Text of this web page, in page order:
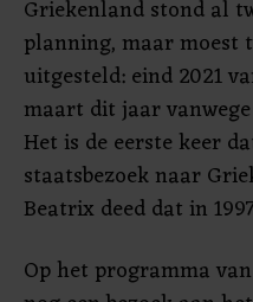
Griekenland stond al
planning, maar moest
uitgesteld: eind 2021
maart dit jaar
Het is de eerste keer
staatsbezoek naar
Beatrix deed dat in
Op het programma